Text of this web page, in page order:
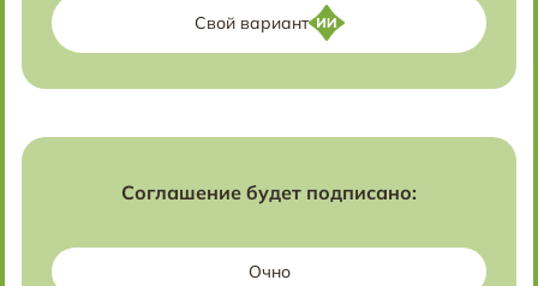
Свой вариант
Соглашение будет подписано:
Очно